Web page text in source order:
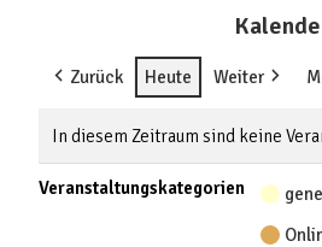
Zurück Heute Weiter
In diesem Zeitraum sind keine
Veranstaltungskategorien